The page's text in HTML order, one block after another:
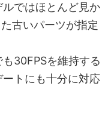
ではほとんど見か
古いパーツが指定
30FPSを維持する
トにも十分に対応